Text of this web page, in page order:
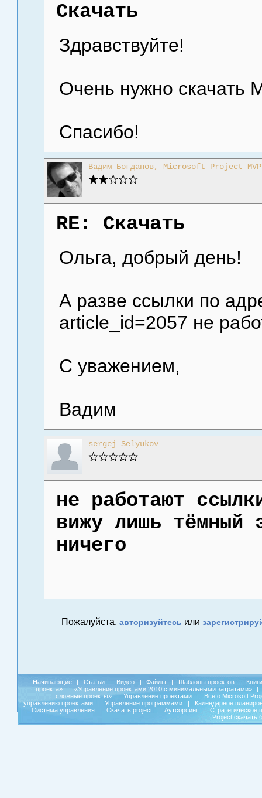
Скачать
Здравствуйте!
Очень нужно скачать
Спасибо!
Вадим Богданов, Microsoft Project
RE: Скачать
Ольга, добрый день!
А разве ссылки по
article_id=2057 не
С уважением,
Вадим
sergej Selyukov
не работают
вижу лишь тёмный
ничего
Пожалуйста, авторизуйтесь или
Начинающие Статьи Видео Файлы Шаблоны проектов
Книги
проекта»
«Управление проектами 2010 с минимальными затратами»
сложные проекты»
| Управление проектами
Все о Microsoft
управлению проектами
Управление программами
Календарное
Система управления Скачать project Аутсорсинг
Стратегическое
Project скачать